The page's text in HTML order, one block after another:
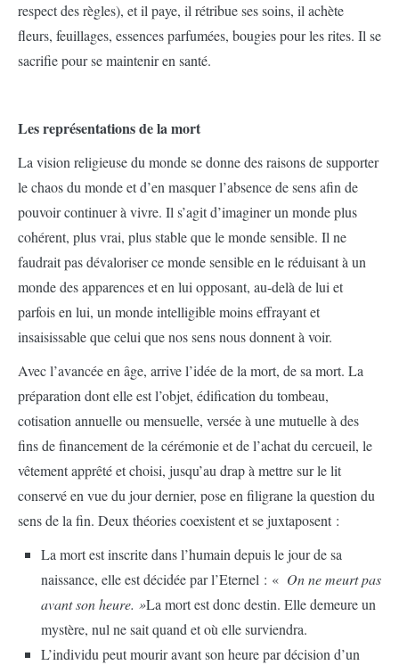
respect des règles), et il paye, il rétribue ses soins, il achète
fleurs, feuillages, essences parfumées, bougies pour les rites. Il se
sacrifie pour se maintenir en santé.
Les représentations de la mort
La vision religieuse du monde se donne des raisons de supporter
le chaos du monde et d’en masquer l’absence de sens afin de
pouvoir continuer à vivre. Il s’agit d’imaginer un monde plus
cohérent, plus vrai, plus stable que le monde sensible. Il ne
faudrait pas dévaloriser ce monde sensible en le réduisant à un
monde des apparences et en lui opposant, au-delà de lui et
parfois en lui, un monde intelligible moins effrayant et
insaisissable que celui que nos sens nous donnent à voir.
Avec l’avancée en âge, arrive l’idée de la mort, de sa mort. La
préparation dont elle est l’objet, édification du tombeau,
cotisation annuelle ou mensuelle, versée à une mutuelle à des
fins de financement de la cérémonie et de l’achat du cercueil, le
vêtement apprêté et choisi, jusqu’au drap à mettre sur le lit
conservé en vue du jour dernier, pose en filigrane la question du
sens de la fin. Deux théories coexistent et se juxtaposent :
La mort est inscrite dans l’humain depuis le jour de sa
naissance, elle est décidée par l’Eternel : « On ne meurt pas
avant son heure. »La mort est donc destin. Elle demeure un
mystère, nul ne sait quand et où elle surviendra.
L’individu peut mourir avant son heure par décision d’un